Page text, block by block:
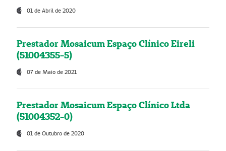
01 de Abril de 2020
Prestador Mosaicum Espaço Clínico Eireli
(51004355-5)
07 de Maio de 2021
Prestador Mosaicum Espaço Clínico Ltda
(51004352-0)
01 de Outubro de 2020